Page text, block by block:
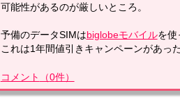
可能性があるのが厳しいところ。
予備のデータSIMはbiglobeモバイルを使
これは1年間値引きキャンペーンがあっ
コメント （0件）